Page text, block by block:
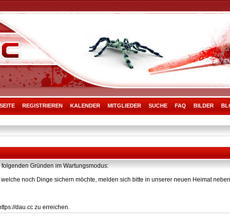
REGISTRIEREN KALENDER MITGLIEDER SUCHE FAQ BILDER
Gründen im Wartungsmodus:
noch Dinge sichern möchte, melden sich bitte in unserer neuen Heimat
dau.cc zu erreichen.